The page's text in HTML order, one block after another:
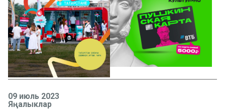
09 июль 2023
Яңалыклар